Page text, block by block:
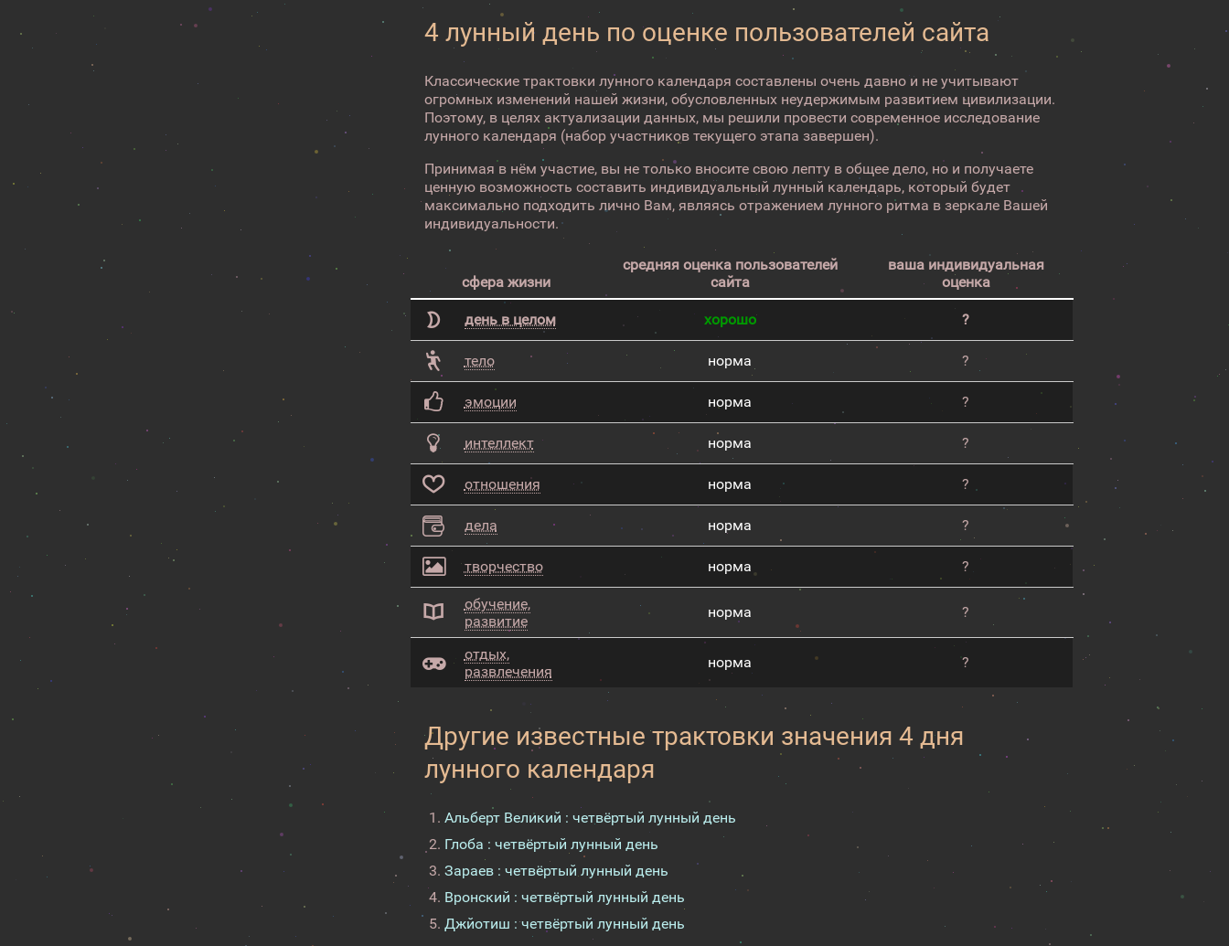
4 лунный день по оценке пользователей сайта
Классические трактовки лунного календаря составлены очень давно и не учитывают
огромных изменений нашей жизни, обусловленных неудержимым развитием цивилизации.
Поэтому, в целях актуализации данных, мы решили провести современное исследование
лунного календаря (набор участников текущего этапа завершен).
Принимая в нём участие, вы не только вносите свою лепту в общее дело, но и получаете
ценную возможность составить индивидуальный лунный календарь, который будет
максимально подходить лично Вам, являясь отражением лунного ритма в зеркале Вашей
индивидуальности.
сфера жизни
средняя оценка пользователей
сайта
ваша индивидуальная
оценка
день в целом хорошо ?
тело норма ?
эмоции норма ?
интеллект норма ?
отношения норма ?
дела норма ?
творчество норма ?
обучение,
развитие
норма ?
отдых,
развлечения
норма ?
Другие известные трактовки значения 4 дня
лунного календаря
Альберт Великий : четвёртый лунный день
Глоба : четвёртый лунный день
Зараев : четвёртый лунный день
Вронский : четвёртый лунный день
Джйотиш : четвёртый лунный день